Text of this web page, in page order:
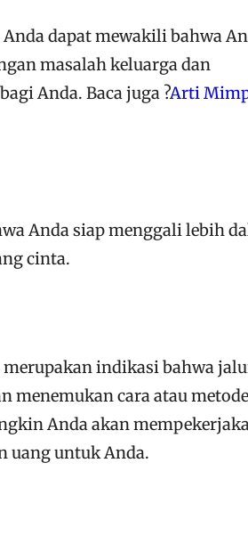
dapat mewakili bahwa
masalah keluarga dan
Anda. Baca juga ?Arti
Anda siap menggali lebih
cinta.
indikasi bahwa
menemukan cara atau metode
Anda akan
uang untuk Anda.